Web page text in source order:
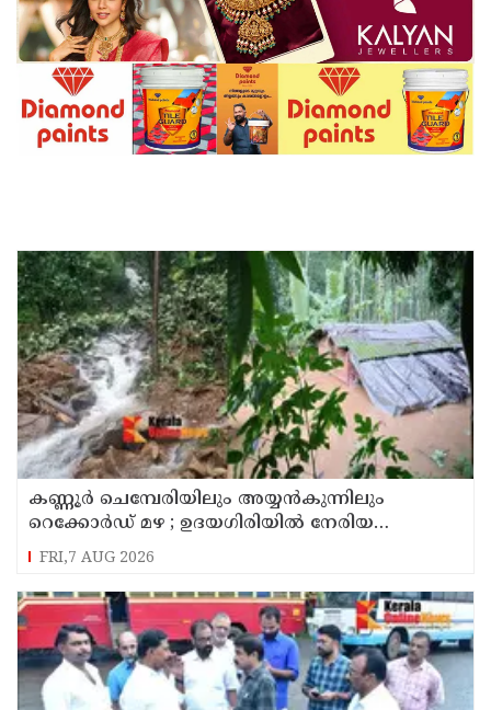
കണ്ണൂർ ചെമ്പേരിയിലും അയ്യൻകുന്നിലും
റെക്കോർഡ് മഴ ; ഉദയഗിരിയിൽ നേരിയ
ഉരുൾപൊട്ടൽ; 13 പേരെ ക്യാമ്പിലേക്ക് മാറ്റി
FRI,7 AUG 2026